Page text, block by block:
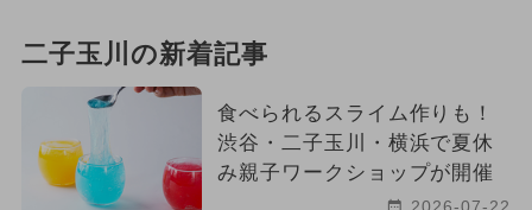
二子玉川の新着記事
食べられるスライム作りも！
渋谷・二子玉川・横浜で夏休
み親子ワークショップが開催
2026-07-22